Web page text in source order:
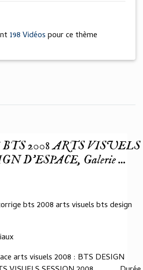
198 Vidéospour ce thème
BTS 2008 ARTS VISUELS
D'ESPACE, Galerie ...
bts 2008 arts visuels bts design
arts visuels 2008 : BTS DESIGN